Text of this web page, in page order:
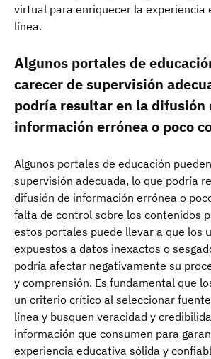
virtual para enriquecer la experiencia
línea.
Algunos portales de
carecer de supervisión
podría resultar en la difusión
información errónea o poco
Algunos portales de educación
supervisión adecuada, lo que podría
difusión de información errónea o
falta de control sobre los contenidos
estos portales puede llevar a que los
expuestos a datos inexactos o
podría afectar negativamente su
y comprensión. Es fundamental que
un criterio crítico al seleccionar
línea y busquen veracidad y
información que consumen para
experiencia educativa sólida y